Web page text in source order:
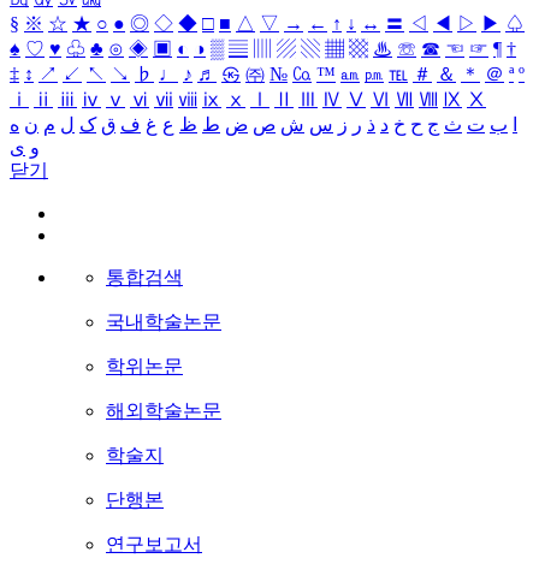
§ ※ ☆ ★ ○ ● ◎ ◇ ◆ □ ■ △ ▽ → ← ↑ ↓ ↔ 〓 ◁ ◀ ▷ ▶ ♤
♠ ♡ ♥ ♧ ♣ ⊙ ◈ ▣ ◐ ◑ ▒ ▤ ▨ ▧ ▦ ▩ ♨ ☏ ☎ ☜ ☞ ¶ †
‡ ↕ ↗ ↙ ↖ ↘ ♭ ♩ ♪ ♬ ㉿ ㈜ № ㏇ ™ ㏂ ㏘ ℡ ＃ ＆ ＊ ＠ ª º
ⅰ
ⅱ ⅲ ⅳ ⅴ ⅵ ⅶ ⅷ ⅸ ⅹ Ⅳ Ⅴ Ⅵ Ⅶ Ⅷ Ⅸ Ⅹ
ب ت ث ج ح خ د ذ ر ز س ش ص ض ط ظ ع غ ف ق ک ل م ن ه
و ی
닫기
통합검색
국내학술논문
학위논문
해외학술논문
학술지
단행본
연구보고서